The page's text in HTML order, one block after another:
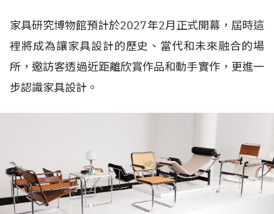
家具研究博物館預計於2027年2月正式開幕，屆時這
裡將成為讓家具設計的歷史、當代和未來融合的場
所，邀訪客透過近距離欣賞作品和動手實作，更進一
步認識家具設計。